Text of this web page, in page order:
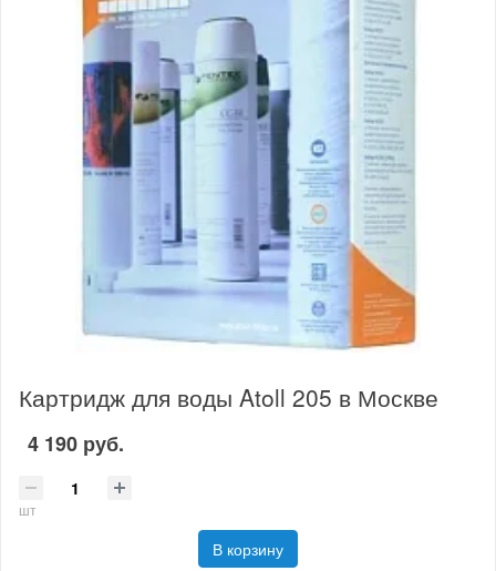
Картридж для воды Atoll 205 в Москве
4 190 руб.
шт
В корзину